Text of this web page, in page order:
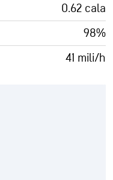
0.62 cala
98%
41 mili/h